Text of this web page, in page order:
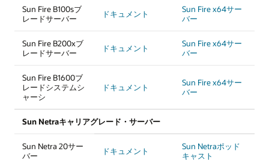
Sun Fire B100sブ
レードサーバー
ドキュメント
Sun Fire x64サー
バー
Sun Fire B200xブ
レードサーバー
ドキュメント
Sun Fire x64サー
バー
Sun Fire B1600ブ
レードシステムシ
ャーシ
ドキュメント
Sun Fire x64サー
バー
Sun Netraキャリアグレード・サーバー
Sun Netra 20サー
バー
ドキュメント
Sun Netraポッド
キャスト